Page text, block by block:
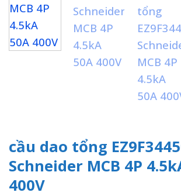
cầu dao tổng
Schneider MCB 4P
400V